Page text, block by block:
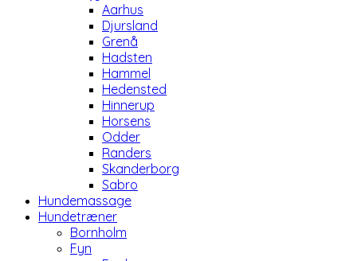
Aarhus
Djursland
Grenå
Hadsten
Hammel
Hedensted
Hinnerup
Horsens
Odder
Randers
Skanderborg
Sabro
Hundemassage
Hundetræner
Bornholm
Fyn